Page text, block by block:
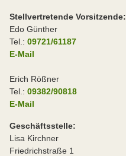
Stellvertretende Vorsitzende:
Edo Günther
Tel.: 09721/61187
E-Mail
Erich Rößner
Tel.: 09382/90818
E-Mail
Geschäftsstelle:
Lisa Kirchner
Friedrichstraße 1